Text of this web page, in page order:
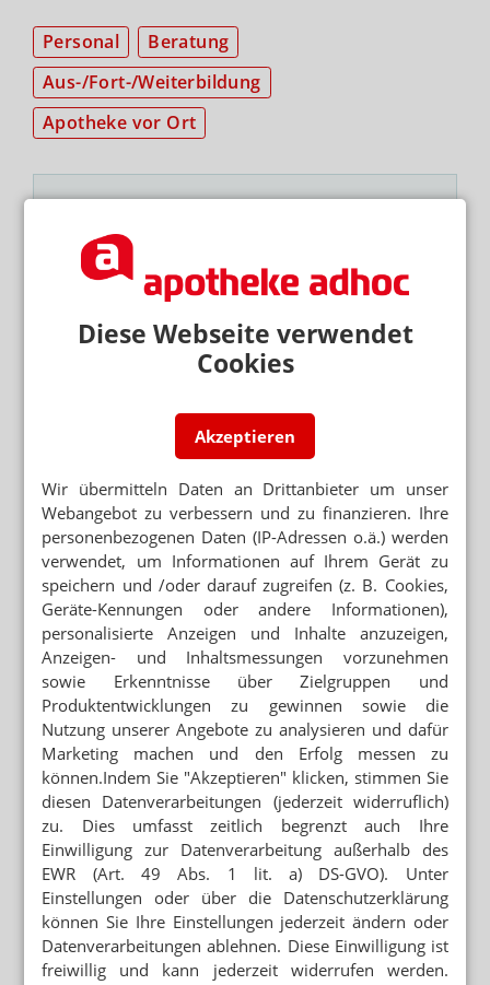
Diese Webseite verwendet
Cookies
Akzeptieren
Wir übermitteln Daten an Drittanbieter um unser
Webangebot zu verbessern und zu finanzieren. Ihre
personenbezogenen Daten (IP-Adressen o.ä.) werden
verwendet, um Informationen auf Ihrem Gerät zu
speichern und /oder darauf zugreifen (z. B. Cookies,
Geräte-Kennungen oder andere Informationen),
personalisierte Anzeigen und Inhalte anzuzeigen,
Anzeigen- und Inhaltsmessungen vorzunehmen
sowie Erkenntnisse über Zielgruppen und
Produktentwicklungen zu gewinnen sowie die
Nutzung unserer Angebote zu analysieren und dafür
Marketing machen und den Erfolg messen zu
können.Indem Sie "Akzeptieren" klicken, stimmen Sie
diesen Datenverarbeitungen (jederzeit widerruflich)
zu. Dies umfasst zeitlich begrenzt auch Ihre
Einwilligung zur Datenverarbeitung außerhalb des
EWR (Art. 49 Abs. 1 lit. a) DS-GVO). Unter
Einstellungen oder über die Datenschutzerklärung
können Sie Ihre Einstellungen jederzeit ändern oder
Datenverarbeitungen ablehnen. Diese Einwilligung ist
freiwillig und kann jederzeit widerrufen werden.
Personal
Beratung
Aus-/Fort-/Weiterbildung
Apotheke vor Ort
Das Wichtigste des Tages direkt in
Ihr Postfach. Kostenlos!
Jetzt abonnieren
Lesen Sie auch
ARZNEIMITTELVERSORGUNG
Brexit trifft Versandapotheken
GROSSBRITANNIEN
Brexit: Regierung will Medikamente bunkern
EUROPÄISCHE ARZNEIMITTELBEHÖRDE
Großbritannien will trotz Brexit in der EMA
bleiben
ARZNEIMITTELENGPÄSSE
Hamstern für den Brexit
PHARMAHERSTELLER
Brexit: Chaos auf Bestellung
Neuere Artikel zum Thema
JOHNSON KASSIERT HANDY
Streit um britischen Gesundheitsdienst